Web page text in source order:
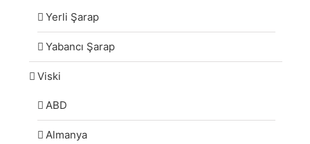
Yerli Şarap
Yabancı Şarap
Viski
ABD
Almanya